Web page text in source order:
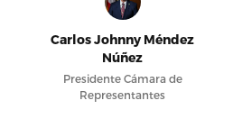
Carlos Johnny Méndez
Núñez
Presidente Cámara de
Representantes